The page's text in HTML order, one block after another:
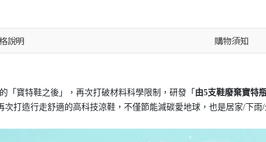
說明 購物須知
「寶特鞋之後」，再次打破材料科學限制，研發「 由5支鞋廢棄寶特
次打造行走舒適的高科技涼鞋，不僅節能減碳愛地球，也是居家/下